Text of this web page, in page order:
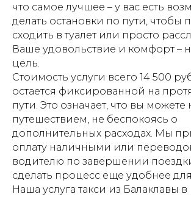
что самое лучшее – у вас есть
делать остановки по пути, чтобы
сходить в туалет или просто
Ваше удовольствие и комфорт –
цель.
Стоимость услуги всего 14 500
остается фиксированной на
пути. Это означает, что вы можете
путешествием, не беспокоясь о
дополнительных расходах. Мы
оплату наличными или
водителю по завершении
сделать процесс еще удобнее
Наша услуга такси из Балаклавы